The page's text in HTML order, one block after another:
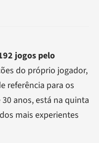
jogos pelo
do próprio jogador,
referência para os
anos, está na quinta
mais experientes